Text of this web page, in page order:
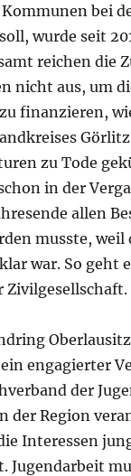
bei
wurde seit
reichen die
nicht aus, um
finanzieren,
zu Tode
in der
allen
musste, weil
war. So geht
Zivilgesellschaft.
Oberlausitz
engagierter
der
der Region
Interessen
Jugendarbeit